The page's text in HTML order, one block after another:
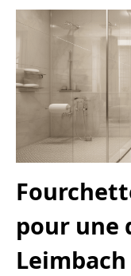
pour une
Leimbach